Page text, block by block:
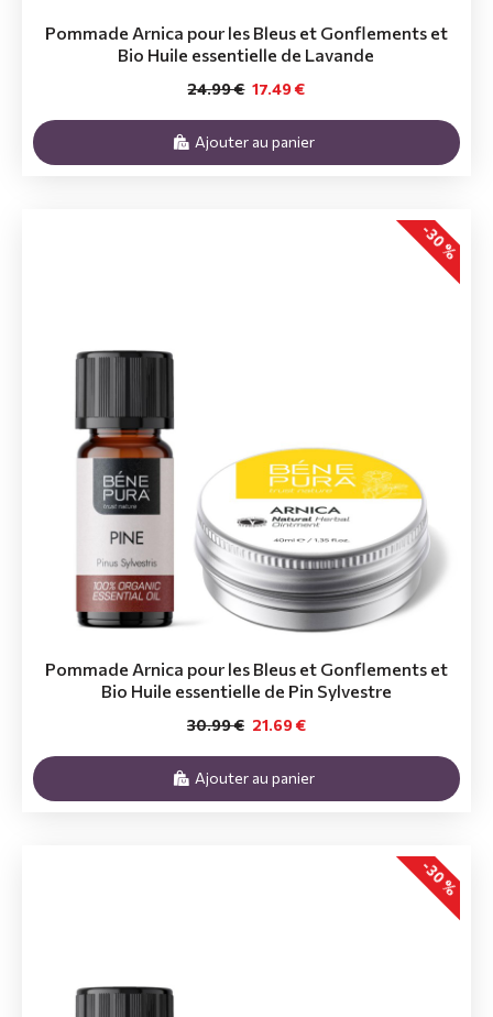
Pommade Arnica pour les Bleus et Gonflements et
Bio Huile essentielle de Lavande
17.49 €
24.99 €
Ajouter au panier
-30 %
Pommade Arnica pour les Bleus et Gonflements et
Bio Huile essentielle de Pin Sylvestre
21.69 €
30.99 €
Ajouter au panier
-30 %